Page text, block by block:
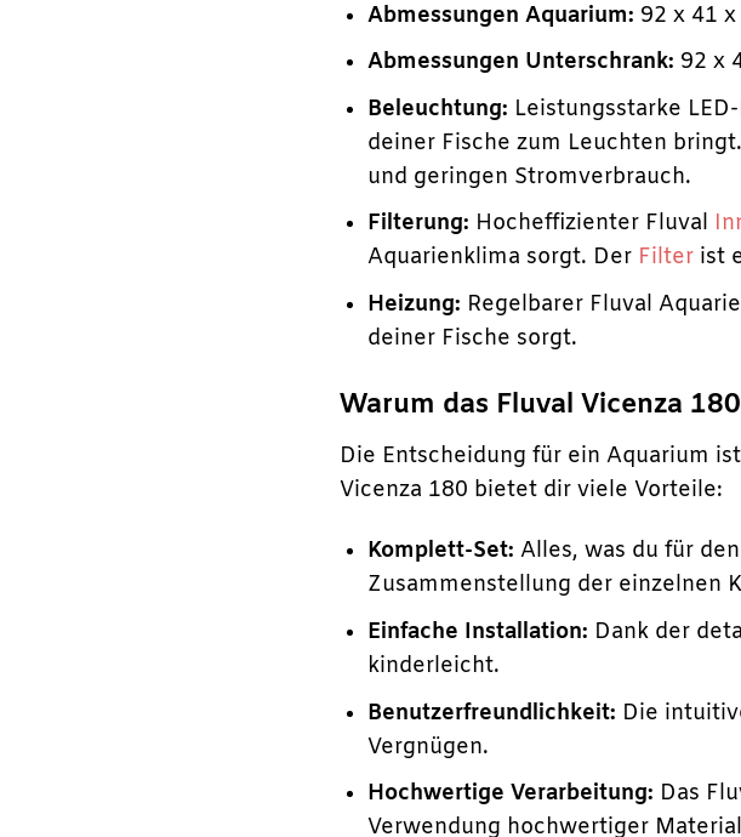
Abmessungen Aquarium: 92 x 41
Abmessungen Unterschrank: 92 x
Beleuchtung: Leistungsstarke
deiner Fische zum Leuchten
und geringen Stromverbrauch.
Filterung: Hocheffizienter Fluval
Aquarienklima sorgt. Der Filter ist
Heizung: Regelbarer Fluval
deiner Fische sorgt.
Warum das Fluval Vicenza
Die Entscheidung für ein Aquarium
Vicenza 180 bietet dir viele Vorteile:
Komplett-Set: Alles, was du für
Zusammenstellung der einzelnen
Einfache Installation: Dank der
kinderleicht.
Benutzerfreundlichkeit: Die
Vergnügen.
Hochwertige Verarbeitung: Das
Verwendung hochwertiger